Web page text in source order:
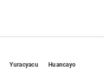
Yuracyacu Huancayo